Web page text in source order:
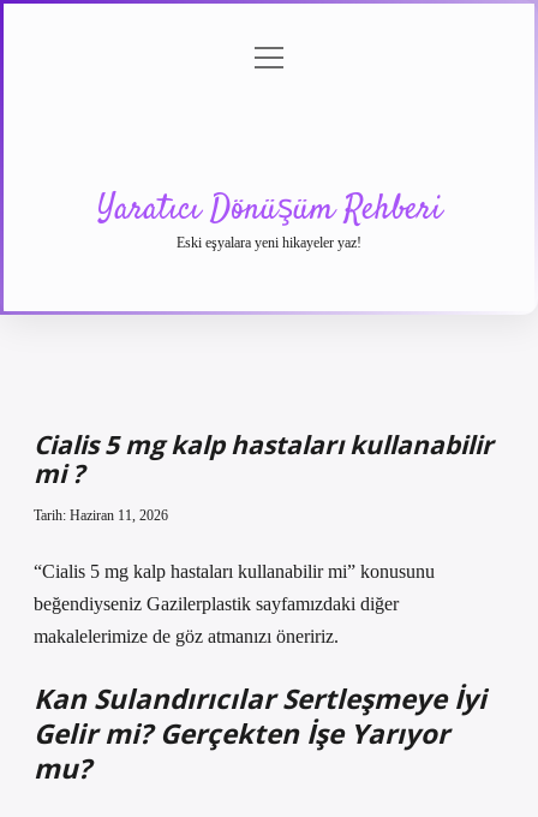
menüyü
Yaratıcı Dönüşüm Rehberi
Eski eşyalara yeni hikayeler yaz!
Cialis 5 mg kalp hastaları kullanabilir
mi ?
Tarih: Haziran 11, 2026
“Cialis 5 mg kalp hastaları kullanabilir mi” konusunu
beğendiyseniz Gazilerplastik sayfamızdaki diğer
makalelerimize de göz atmanızı öneririz.
Kan Sulandırıcılar Sertleşmeye İyi
Gelir mi? Gerçekten İşe Yarıyor
mu?